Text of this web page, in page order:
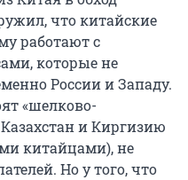
что китайские
работают с
которые не
России и Западу.
«шелково-
и Киргизию
китайцами), не
Но у того, что